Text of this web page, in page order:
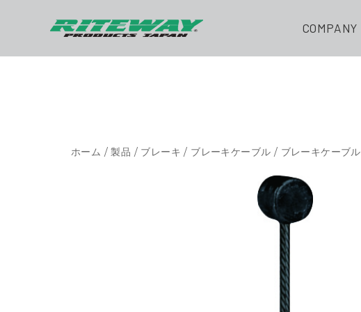
COMPANY
ホーム /製品 / ブレーキ / ブレーキケーブル / ブレーキケーブル